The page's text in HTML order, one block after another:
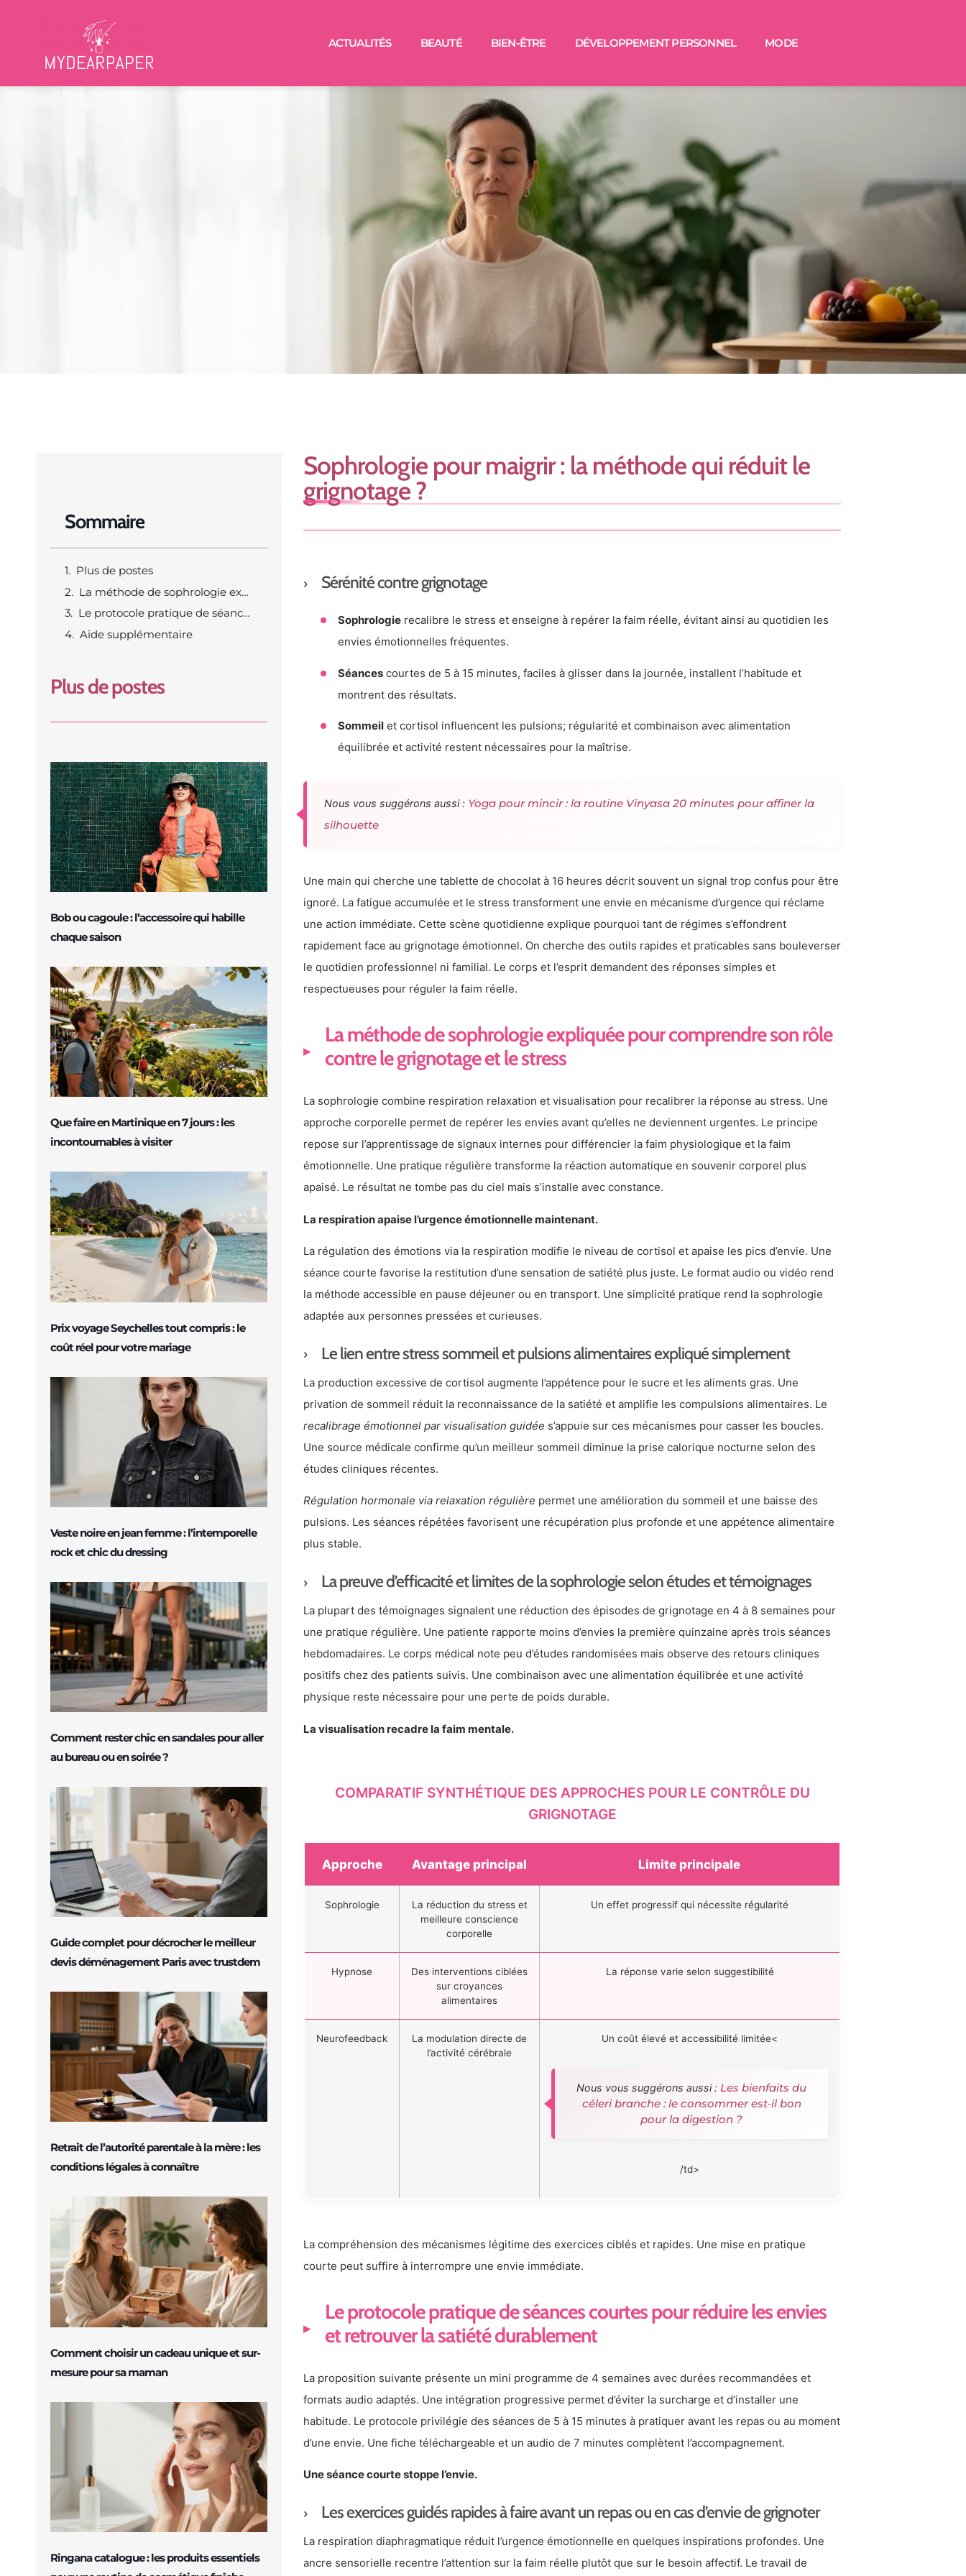
ACTUALITÉS BEAUTÉ BIEN-ÊTRE DÉVELOPPEMENT PERSONNEL MODE
Sommaire
Plus de postes
La méthode de sophrologie expliquée pour comprendre son rôle contre le grignotage et le stress
Le protocole pratique de séances courtes pour réduire les envies et retrouver la satiété durablement
Aide supplémentaire
Plus de postes
Bob ou cagoule : l’accessoire qui habille
chaque saison
Que faire en Martinique en 7 jours : les
incontournables à visiter
Prix voyage Seychelles tout compris : le
coût réel pour votre mariage
Veste noire en jean femme : l’intemporelle
rock et chic du dressing
Comment rester chic en sandales pour aller
au bureau ou en soirée ?
Guide complet pour décrocher le meilleur
devis déménagement Paris avec trustdem
Retrait de l’autorité parentale à la mère : les
conditions légales à connaître
Comment choisir un cadeau unique et sur-
mesure pour sa maman
Ringana catalogue : les produits essentiels
Sophrologie pour maigrir : la méthode qui réduit le
grignotage ?
Sérénité contre grignotage
Sophrologie recalibre le stress et enseigne à repérer la faim réelle, évitant ainsi au quotidien les
envies émotionnelles fréquentes.
Séances courtes de 5 à 15 minutes, faciles à glisser dans la journée, installent l’habitude et
montrent des résultats.
Sommeil et cortisol influencent les pulsions; régularité et combinaison avec alimentation
équilibrée et activité restent nécessaires pour la maîtrise.
Nous vous suggérons aussi : Yoga pour mincir : la routine Vinyasa 20 minutes pour affiner la
silhouette
Une main qui cherche une tablette de chocolat à 16 heures décrit souvent un signal trop confus pour être
ignoré. La fatigue accumulée et le stress transforment une envie en mécanisme d’urgence qui réclame
une action immédiate. Cette scène quotidienne explique pourquoi tant de régimes s’effondrent
rapidement face au grignotage émotionnel. On cherche des outils rapides et praticables sans bouleverser
le quotidien professionnel ni familial. Le corps et l’esprit demandent des réponses simples et
respectueuses pour réguler la faim réelle.
La méthode de sophrologie expliquée pour comprendre son rôle
contre le grignotage et le stress
La sophrologie combine respiration relaxation et visualisation pour recalibrer la réponse au stress. Une
approche corporelle permet de repérer les envies avant qu’elles ne deviennent urgentes. Le principe
repose sur l’apprentissage de signaux internes pour différencier la faim physiologique et la faim
émotionnelle. Une pratique régulière transforme la réaction automatique en souvenir corporel plus
apaisé. Le résultat ne tombe pas du ciel mais s’installe avec constance.
La respiration apaise l’urgence émotionnelle maintenant.
La régulation des émotions via la respiration modifie le niveau de cortisol et apaise les pics d’envie. Une
séance courte favorise la restitution d’une sensation de satiété plus juste. Le format audio ou vidéo rend
la méthode accessible en pause déjeuner ou en transport. Une simplicité pratique rend la sophrologie
adaptée aux personnes pressées et curieuses.
Le lien entre stress sommeil et pulsions alimentaires expliqué simplement
La production excessive de cortisol augmente l’appétence pour le sucre et les aliments gras. Une
privation de sommeil réduit la reconnaissance de la satiété et amplifie les compulsions alimentaires. Le
recalibrage émotionnel par visualisation guidée s’appuie sur ces mécanismes pour casser les boucles.
Une source médicale confirme qu’un meilleur sommeil diminue la prise calorique nocturne selon des
études cliniques récentes.
Régulation hormonale via relaxation régulière permet une amélioration du sommeil et une baisse des
pulsions. Les séances répétées favorisent une récupération plus profonde et une appétence alimentaire
plus stable.
La preuve d’efficacité et limites de la sophrologie selon études et témoignages
La plupart des témoignages signalent une réduction des épisodes de grignotage en 4 à 8 semaines pour
une pratique régulière. Une patiente rapporte moins d’envies la première quinzaine après trois séances
hebdomadaires. Le corps médical note peu d’études randomisées mais observe des retours cliniques
positifs chez des patients suivis. Une combinaison avec une alimentation équilibrée et une activité
physique reste nécessaire pour une perte de poids durable.
La visualisation recadre la faim mentale.
COMPARATIF SYNTHÉTIQUE DES APPROCHES POUR LE CONTRÔLE DU
GRIGNOTAGE
Approche Avantage principal Limite principale
Sophrologie
La réduction du stress et
meilleure conscience
corporelle
Un effet progressif qui nécessite régularité
Hypnose
Des interventions ciblées
sur croyances
alimentaires
La réponse varie selon suggestibilité
Neurofeedback
La modulation directe de
l’activité cérébrale
Un coût élevé et accessibilité limitée<
Nous vous suggérons aussi : Les bienfaits du
céleri branche : le consommer est‑il bon
pour la digestion ?
/td>
La compréhension des mécanismes légitime des exercices ciblés et rapides. Une mise en pratique
courte peut suffire à interrompre une envie immédiate.
Le protocole pratique de séances courtes pour réduire les envies
et retrouver la satiété durablement
La proposition suivante présente un mini programme de 4 semaines avec durées recommandées et
formats audio adaptés. Une intégration progressive permet d’éviter la surcharge et d’installer une
habitude. Le protocole privilégie des séances de 5 à 15 minutes à pratiquer avant les repas ou au moment
d’une envie. Une fiche téléchargeable et un audio de 7 minutes complètent l’accompagnement.
Une séance courte stoppe l’envie.
Les exercices guidés rapides à faire avant un repas ou en cas d’envie de grignoter
La respiration diaphragmatique réduit l’urgence émotionnelle en quelques inspirations profondes. Une
ancre sensorielle recentre l’attention sur la faim réelle plutôt que sur le besoin affectif. Le travail de